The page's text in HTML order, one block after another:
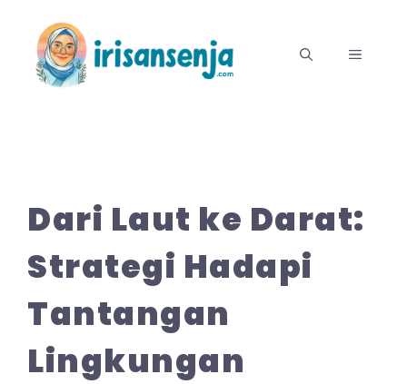
MENU
Dari Laut ke Darat:
Strategi Hadapi
Tantangan
Lingkungan